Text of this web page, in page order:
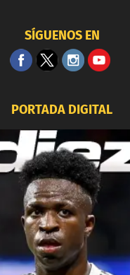
SÍGUENOS EN
PORTADA DIGITAL